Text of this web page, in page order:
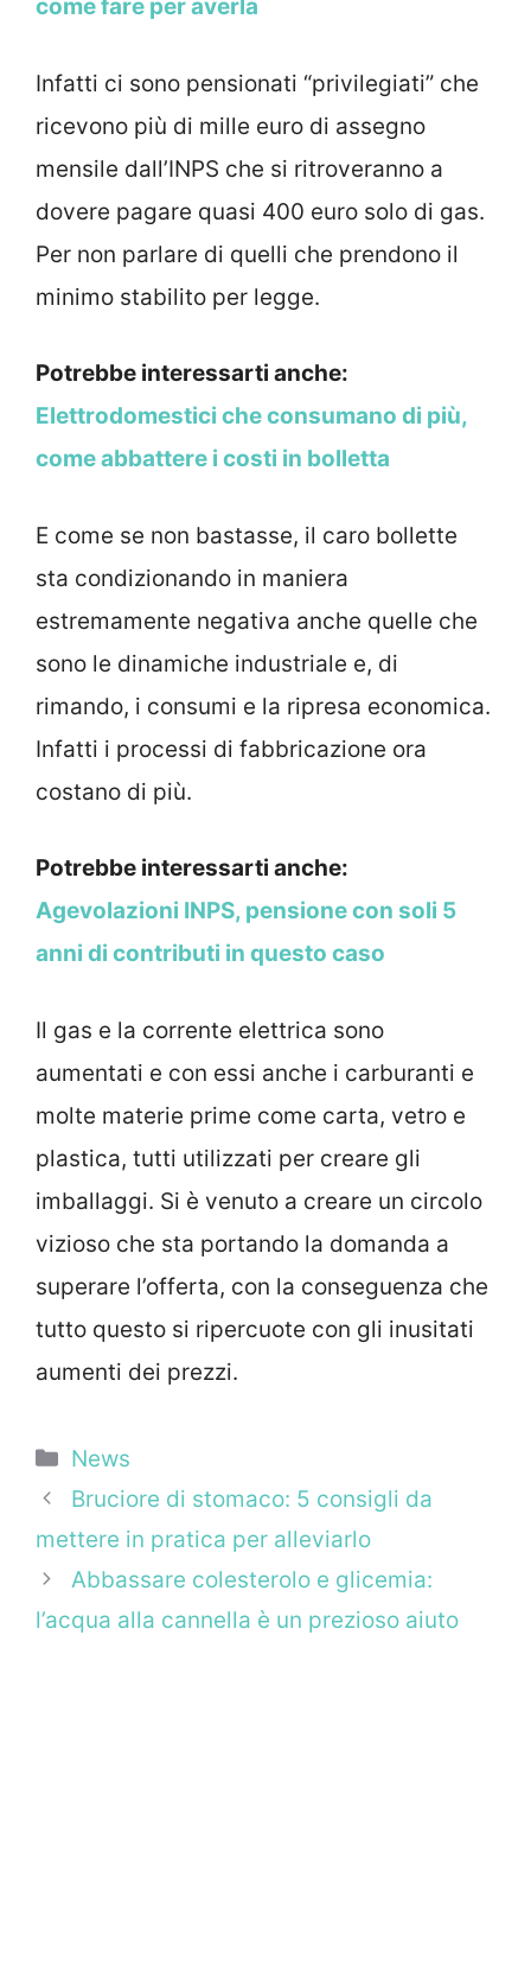
come fare per averla
Infatti ci sono pensionati “privilegiati” che
ricevono più di mille euro di assegno
mensile dall’INPS che si ritroveranno a
dovere pagare quasi 400 euro solo di gas.
Per non parlare di quelli che prendono il
minimo stabilito per legge.
Potrebbe interessarti anche:
Elettrodomestici che consumano di più,
come abbattere i costi in bolletta
E come se non bastasse, il caro bollette
sta condizionando in maniera
estremamente negativa anche quelle che
sono le dinamiche industriale e, di
rimando, i consumi e la ripresa economica.
Infatti i processi di fabbricazione ora
costano di più.
Potrebbe interessarti anche:
Agevolazioni INPS, pensione con soli 5
anni di contributi in questo caso
Il gas e la corrente elettrica sono
aumentati e con essi anche i carburanti e
molte materie prime come carta, vetro e
plastica, tutti utilizzati per creare gli
imballaggi. Si è venuto a creare un circolo
vizioso che sta portando la domanda a
superare l’offerta, con la conseguenza che
tutto questo si ripercuote con gli inusitati
aumenti dei prezzi.
Categorie
News
Bruciore di stomaco: 5 consigli da
mettere in pratica per alleviarlo
Abbassare colesterolo e glicemia:
l’acqua alla cannella è un prezioso aiuto